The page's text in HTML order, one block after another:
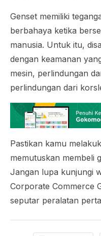
Genset memiliki
berbahaya ketika
manusia. Untuk itu,
dengan keamanan
mesin, perlindungan
perlindungan dari
Pastikan kamu
memutuskan membeli
Jangan lupa kunjungi
Corporate Commerce
seputar peralatan